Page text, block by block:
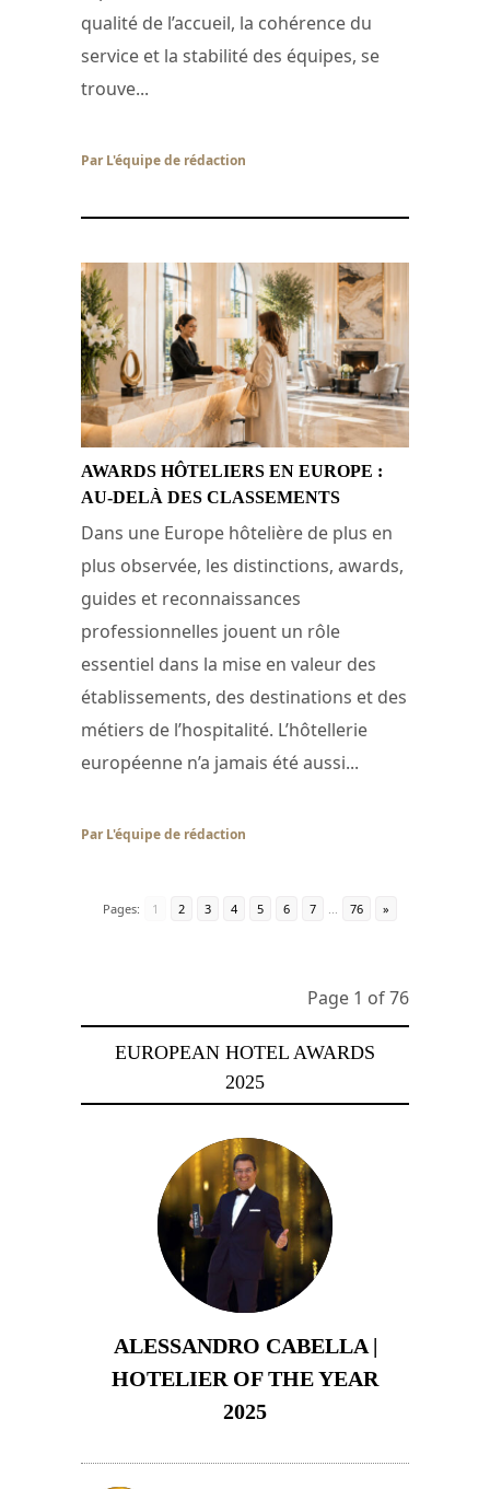
qualité de l’accueil, la cohérence du
service et la stabilité des équipes, se
trouve...
Par L'équipe de rédaction
AWARDS HÔTELIERS EN EUROPE :
AU-DELÀ DES CLASSEMENTS
Dans une Europe hôtelière de plus en
plus observée, les distinctions, awards,
guides et reconnaissances
professionnelles jouent un rôle
essentiel dans la mise en valeur des
établissements, des destinations et des
métiers de l’hospitalité. L’hôtellerie
européenne n’a jamais été aussi...
Par L'équipe de rédaction
Pages: 1 2 3 4 5 6 7 76 »
Page 1 of 76
EUROPEAN HOTEL AWARDS
2025
ALESSANDRO CABELLA |
HOTELIER OF THE YEAR
2025